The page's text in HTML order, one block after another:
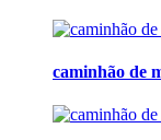
caminhão de